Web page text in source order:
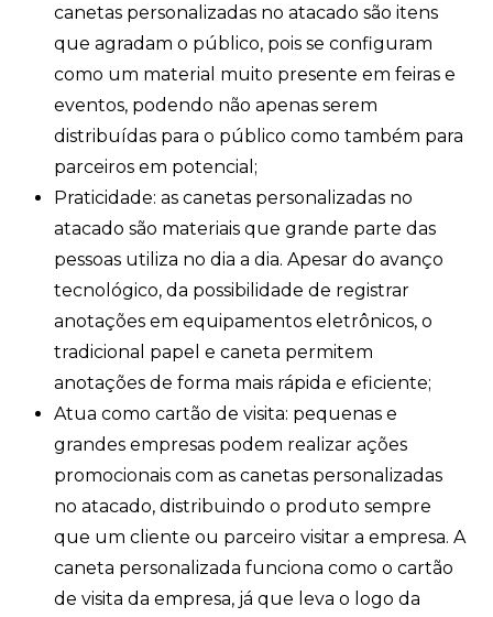
canetas personalizadas no atacado são itens
que agradam o público, pois se configuram
como um material muito presente em feiras e
eventos, podendo não apenas serem
distribuídas para o público como também para
parceiros em potencial;
Praticidade: as canetas personalizadas no
atacado são materiais que grande parte das
pessoas utiliza no dia a dia. Apesar do avanço
tecnológico, da possibilidade de registrar
anotações em equipamentos eletrônicos, o
tradicional papel e caneta permitem
anotações de forma mais rápida e eficiente;
Atua como cartão de visita: pequenas e
grandes empresas podem realizar ações
promocionais com as canetas personalizadas
no atacado, distribuindo o produto sempre
que um cliente ou parceiro visitar a empresa. A
caneta personalizada funciona como o cartão
de visita da empresa, já que leva o logo da